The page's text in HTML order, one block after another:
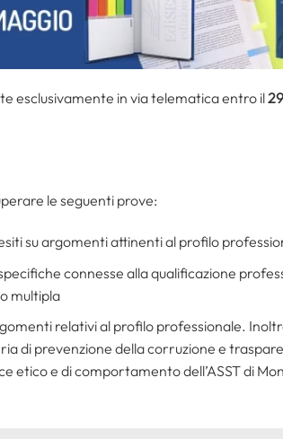
esclusivamente in via telematica entro il
le seguenti prove:
su argomenti attinenti al profilo
connesse alla qualificazione
multipla
relativi al profilo professionale.
di prevenzione della corruzione e
etico e di comportamento dell’ASST di